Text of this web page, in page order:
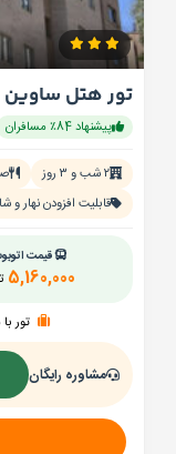
تور هتل
پیشنهاد 84٪ مسافران
۲ شب و ۳ روز
قابلیت افزودن نهار و
قیمت
5,160,000
تور
مشاوره رایگان